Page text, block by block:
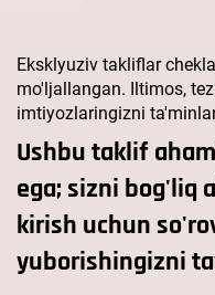
Eksklyuziv takliflar
mo'ljallangan. Iltimos,
imtiyozlaringizni
Ushbu taklif
ega; sizni bog'liq
kirish uchun
yuborishingizni